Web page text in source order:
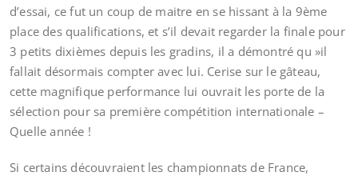
d’essai, ce fut un coup de maitre en se hissant à la 9ème
place des qualifications, et s’il devait regarder la finale pour
3 petits dixièmes depuis les gradins, il a démontré qu »il
fallait désormais compter avec lui. Cerise sur le gâteau,
cette magnifique performance lui ouvrait les porte de la
sélection pour sa première compétition internationale –
Quelle année !
Si certains découvraient les championnats de France,